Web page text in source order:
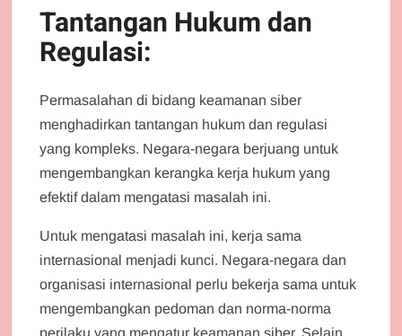
Tantangan Hukum dan
Regulasi:
Permasalahan di bidang keamanan siber
menghadirkan tantangan hukum dan regulasi
yang kompleks. Negara-negara berjuang untuk
mengembangkan kerangka kerja hukum yang
efektif dalam mengatasi masalah ini.
Untuk mengatasi masalah ini, kerja sama
internasional menjadi kunci. Negara-negara dan
organisasi internasional perlu bekerja sama untuk
mengembangkan pedoman dan norma-norma